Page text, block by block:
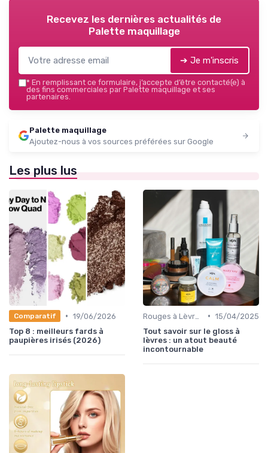
Recevez les dernières actualités de
Palette maquillage
➔ Je m'inscris
* En remplissant ce formulaire, j’accepte d’être contacté(e) à
des fins commerciales par Palette maquillage et ses
partenaires.
Palette maquillage
Ajoutez-nous à vos sources préférées sur Google
Les plus lus
Comparatif • 19/06/2026
Top 8 : meilleurs fards à
paupières irisés (2026)
• 15/04/2025
Tout savoir sur le gloss à
lèvres : un atout beauté
incontournable